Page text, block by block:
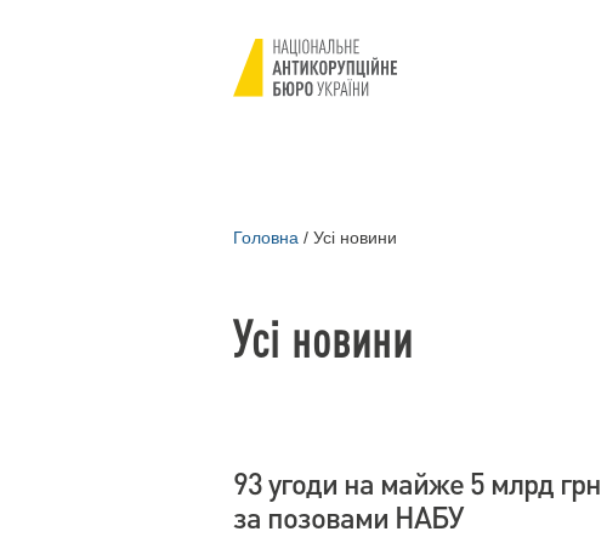
Головна / Усі новини
Усі новини
93 угоди на майже 5 млрд
за позовами НАБУ